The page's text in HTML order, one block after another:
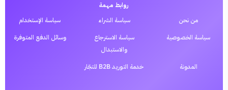
روابط مهمة
من نحن
سياسة الشراء
سياسة الإستخدام
سياسة الخصوصية
سياسة الاسترجاع
والاستبدال
وسائل الدفع المتوفرة
المدونة خدمة التوريد B2B للتجّار